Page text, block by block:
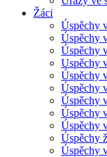
Žáci
Úspěchy
Úspěchy
Úspěchy
Uspěchy
Úspěchy
Úspěchy
Úspěchy
Úspěchy
Úspěchy
Úspěchy
Úspěchy